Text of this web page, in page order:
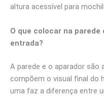
altura acessível para
O que colocar na parede
entrada?
A parede e o aparador são
compõem o visual final do
uma faz a diferença entre